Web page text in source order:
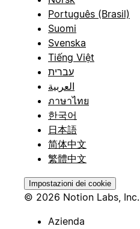
Português (Brasil)
Suomi
Svenska
Tiếng Việt
עברית
العربية
ภาษาไทย
한국어
日本語
简体中文
繁體中文
Impostazioni dei cookie
© 2026 Notion Labs, Inc.
Azienda